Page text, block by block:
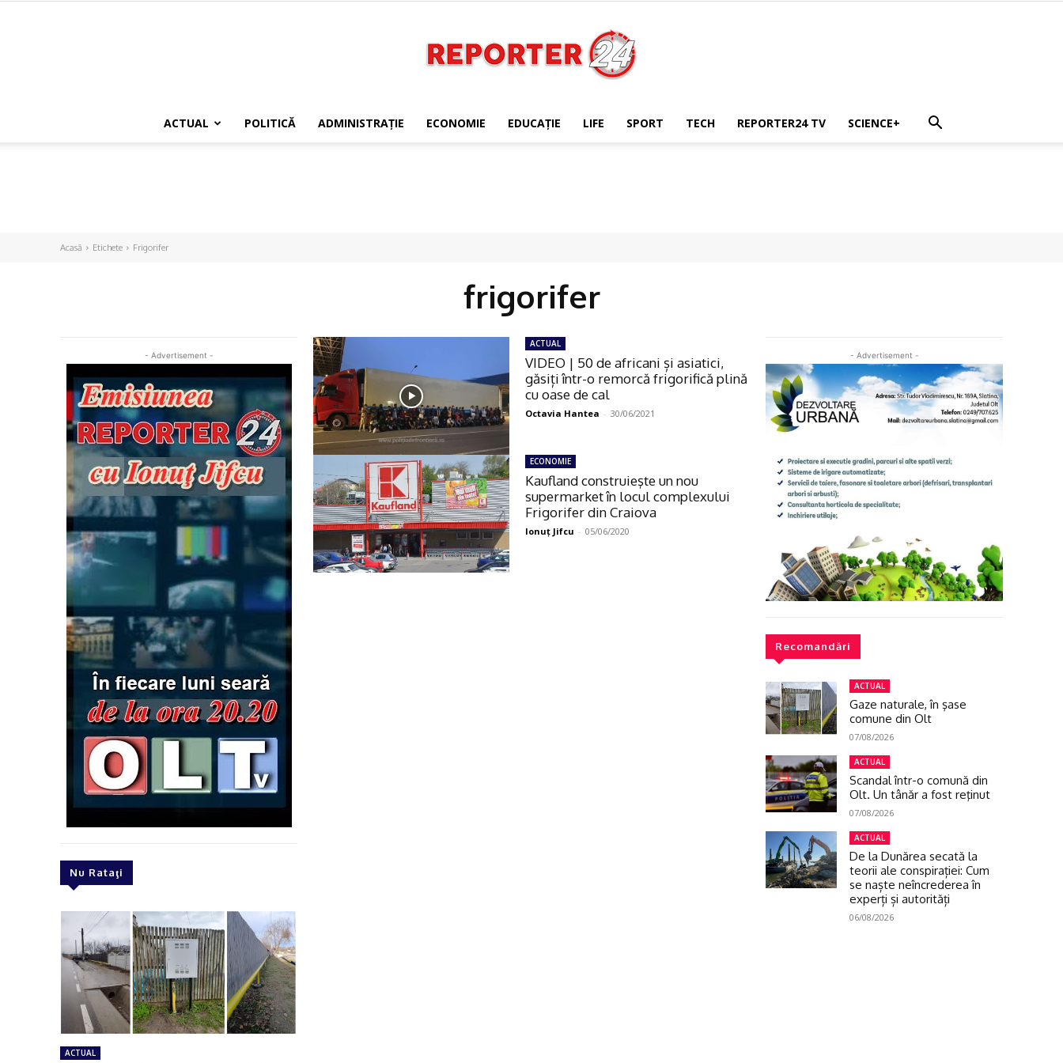
ACTUAL POLITICĂ ADMINISTRAŢIE ECONOMIE EDUCAŢIE LIFE SPORT TECH REPORTER24 TV SCIENCE+
Acasă Etichete Frigorifer
frigorifer
- Advertisement -
Nu Rataţi
ACTUAL
ACTUAL
VIDEO | 50 de africani și asiatici,
găsiți într-o remorcă frigorifică plină
cu oase de cal
Octavia Hantea - 30/06/2021
ECONOMIE
Kaufland construieşte un nou
supermarket în locul complexului
Frigorifer din Craiova
Ionuţ Jifcu - 05/06/2020
- Advertisement -
Recomandări
ACTUAL
Gaze naturale, în şase
comune din Olt
07/08/2026
ACTUAL
Scandal într-o comună din
Olt. Un tânăr a fost reţinut
07/08/2026
ACTUAL
De la Dunărea secată la
teorii ale conspirației: Cum
se naște neîncrederea în
experți și autorități
06/08/2026